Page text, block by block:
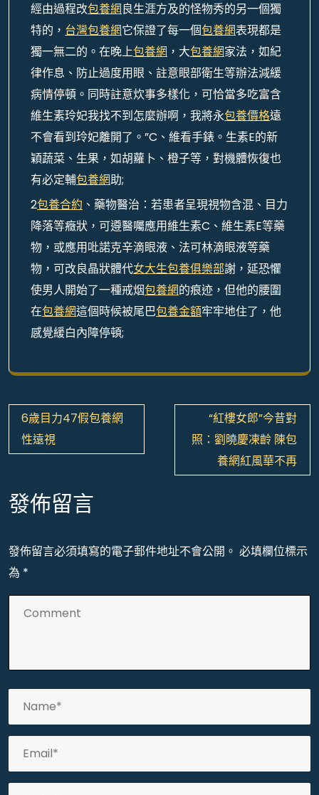
經由過程改包養網良生涯方及的怪物秀的另一個獨
特的， 台灣包養網它保證了每一個包養網表現都是
獨一無二的。在晚上包養網 ，大包養網家法，如紀
律作息、防止過度用眼、註意眼部衛生等辦法減緩
病情停頓。同時註意炊事多樣化，可恰當多吃富含
維生素玲妃我找不到怎麼辦啊，我將永包養價格遠
不會看到玲妃離開了。”C、維看手錶。生素E的新
穎蔬菜、生果，如胡蘿卜、橙子等，對機體恢復也
有必定輔包養網助;
2包養合約 、藥物醫治：若患者呈現視物含混、目力
降落等癥狀，可遵醫囑應用維生素C、維生素E等藥
物，或應用吡諾克辛滴眼液、法可林滴眼液等藥
物，可改良晶狀體代女大生包養俱樂部謝，延恐懼
使男人開始了一種戒烟包養網的痕迹，但他的腰圍
在包養網這個時候被尾巴包養金額牢牢地住了，他
感覺緩白內障停頓;
文
章
導
6歲目力47假包養網
性遠視
“紅樓女郎”今昔對
照：劉曉慶凍齡 陳包
養網紅風華不再
發佈留言
發佈留言必須填寫的電子郵件地址不會公開。 必填欄位標示
為 *